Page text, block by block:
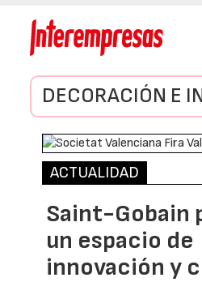
DECORACIÓN E
ACTUALIDAD
Saint-Gobain
un espacio de
innovación y